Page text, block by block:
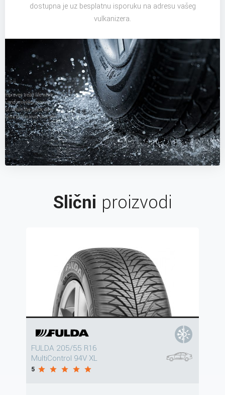
dostupna je uz besplatnu isporuku na adresu vašeg
vulkanizera.
Slični proizvodi
FULDA 205/55 R16
MultiControl 94V XL
5